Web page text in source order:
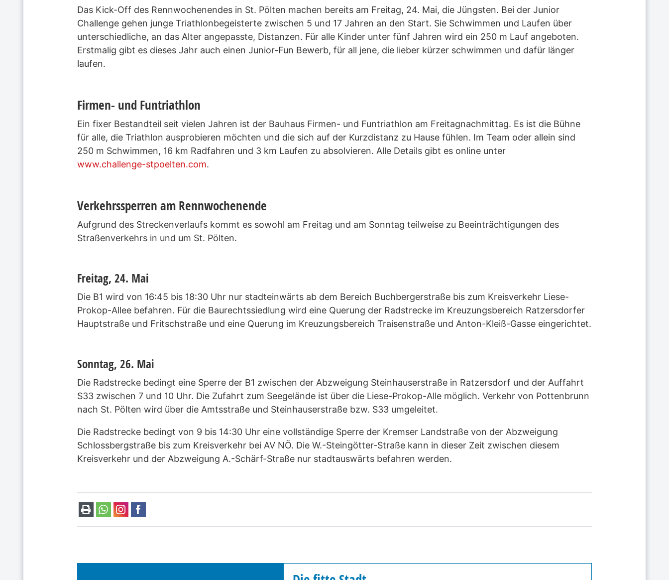
Das Kick-Off des Rennwochenendes in St. Pölten machen bereits am Freitag, 24. Mai, die Jüngsten. Bei der Junior
Challenge gehen junge Triathlonbegeisterte zwischen 5 und 17 Jahren an den Start. Sie Schwimmen und Laufen über
unterschiedliche, an das Alter angepasste, Distanzen. Für alle Kinder unter fünf Jahren wird ein 250 m Lauf angeboten.
Erstmalig gibt es dieses Jahr auch einen Junior-Fun Bewerb, für all jene, die lieber kürzer schwimmen und dafür länger
laufen.
Firmen- und Funtriathlon
Ein fixer Bestandteil seit vielen Jahren ist der Bauhaus Firmen- und Funtriathlon am Freitagnachmittag. Es ist die Bühne
für alle, die Triathlon ausprobieren möchten und die sich auf der Kurzdistanz zu Hause fühlen. Im Team oder allein sind
250 m Schwimmen, 16 km Radfahren und 3 km Laufen zu absolvieren. Alle Details gibt es online unter
www.challenge-stpoelten.com.
Verkehrssperren am Rennwochenende
Aufgrund des Streckenverlaufs kommt es sowohl am Freitag und am Sonntag teilweise zu Beeinträchtigungen des
Straßenverkehrs in und um St. Pölten.
Freitag, 24. Mai
Die B1 wird von 16:45 bis 18:30 Uhr nur stadteinwärts ab dem Bereich Buchbergerstraße bis zum Kreisverkehr Liese-
Prokop-Allee befahren. Für die Baurechtssiedlung wird eine Querung der Radstrecke im Kreuzungsbereich Ratzersdorfer
Hauptstraße und Fritschstraße und eine Querung im Kreuzungsbereich Traisenstraße und Anton-Kleiß-Gasse eingerichtet.
Sonntag, 26. Mai
Die Radstrecke bedingt eine Sperre der B1 zwischen der Abzweigung Steinhauserstraße in Ratzersdorf und der Auffahrt
S33 zwischen 7 und 10 Uhr. Die Zufahrt zum Seegelände ist über die Liese-Prokop-Alle möglich. Verkehr von Pottenbrunn
nach St. Pölten wird über die Amtsstraße und Steinhauserstraße bzw. S33 umgeleitet.
Die Radstrecke bedingt von 9 bis 14:30 Uhr eine vollständige Sperre der Kremser Landstraße von der Abzweigung
Schlossbergstraße bis zum Kreisverkehr bei AV NÖ. Die W.-Steingötter-Straße kann in dieser Zeit zwischen diesem
Kreisverkehr und der Abzweigung A.-Schärf-Straße nur stadtauswärts befahren werden.